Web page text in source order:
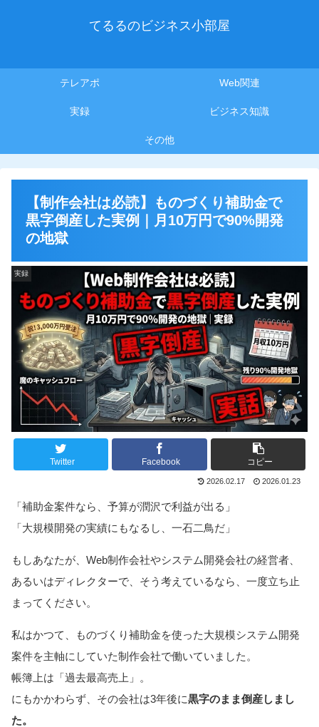
てるるのビジネス小部屋
テレアポ Web関連
実録 ビジネス知識
その他
【制作会社は必読】ものづくり補助金で
黒字倒産した実例｜月10万円で90%開発
の地獄
実録
Twitter Facebook コピー
2026.02.17 2026.01.23
「補助金案件なら、予算が潤沢で利益が出る」
「大規模開発の実績にもなるし、一石二鳥だ」
もしあなたが、Web制作会社やシステム開発会社の経営者、
あるいはディレクターで、そう考えているなら、一度立ち止
まってください。
私はかつて、ものづくり補助金を使った大規模システム開発
案件を主軸にしていた制作会社で働いていました。
帳簿上は「過去最高売上」。
にもかかわらず、その会社は3年後に黒字のまま倒産しまし
た。